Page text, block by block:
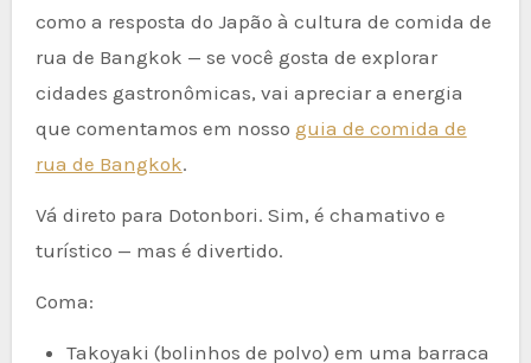
como a resposta do Japão à cultura de comida de
rua de Bangkok — se você gosta de explorar
cidades gastronômicas, vai apreciar a energia
que comentamos em nosso guia de comida de
rua de Bangkok.
Vá direto para Dotonbori. Sim, é chamativo e
turístico — mas é divertido.
Coma:
Takoyaki (bolinhos de polvo) em uma barraca